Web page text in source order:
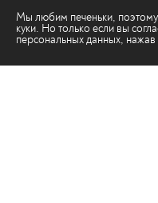
Мы любим печеньки,
куки. Но только если вы
персональных данных,